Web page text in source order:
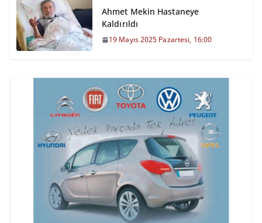
Ahmet Mekin Hastaneye
Kaldırıldı
19 Mayıs 2025 Pazartesi, 16:00